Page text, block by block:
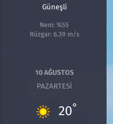
Güneşli
Nem: %55
Rüzgar: 6.39 m/s
10 AĞUSTOS
PAZARTESI
20°